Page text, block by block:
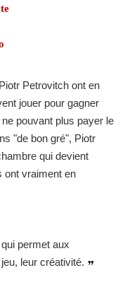
Petrovitch ont en
jouer pour gagner
pouvant plus payer le
"de bon gré", Piotr
qui devient
ont vraiment en
permet aux
leur créativité.